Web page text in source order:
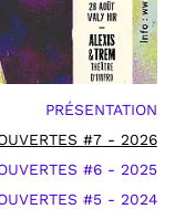
PRÉSENTATION
#7 - 2026
#6 - 2025
#5 - 2024